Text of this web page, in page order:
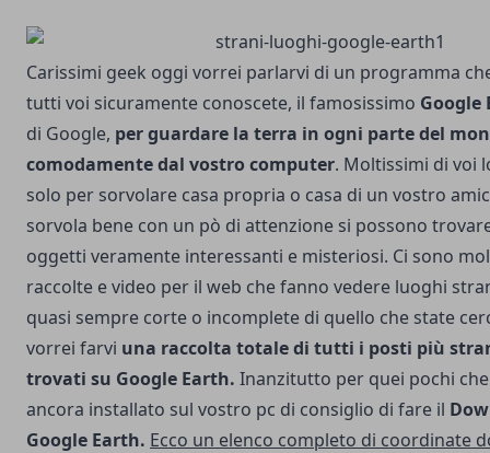
Carissimi geek oggi vorrei parlarvi di un programma
tutti voi sicuramente conoscete, il famosissimo Google
di Google, per guardare la terra in ogni parte del
comodamente dal vostro computer. Moltissimi di voi
solo per sorvolare casa propria o casa di un vostro
sorvola bene con un pò di attenzione si possono
oggetti veramente interessanti e misteriosi. Ci sono
raccolte e video per il web che fanno vedere luoghi
quasi sempre corte o incomplete di quello che state
vorrei farvi una raccolta totale di tutti i posti più
trovati su Google Earth. Inanzitutto per quei pochi
ancora installato sul vostro pc di consiglio di fare il
Google Earth. Ecco un elenco completo di coordinate